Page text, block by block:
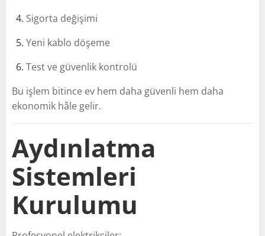
Sigorta değişimi
Yeni kablo döşeme
Test ve güvenlik kontrolü
Bu işlem bitince ev hem daha güvenli hem daha
ekonomik hâle gelir.
Aydınlatma
Sistemleri
Kurulumu